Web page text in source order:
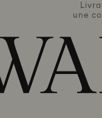
une